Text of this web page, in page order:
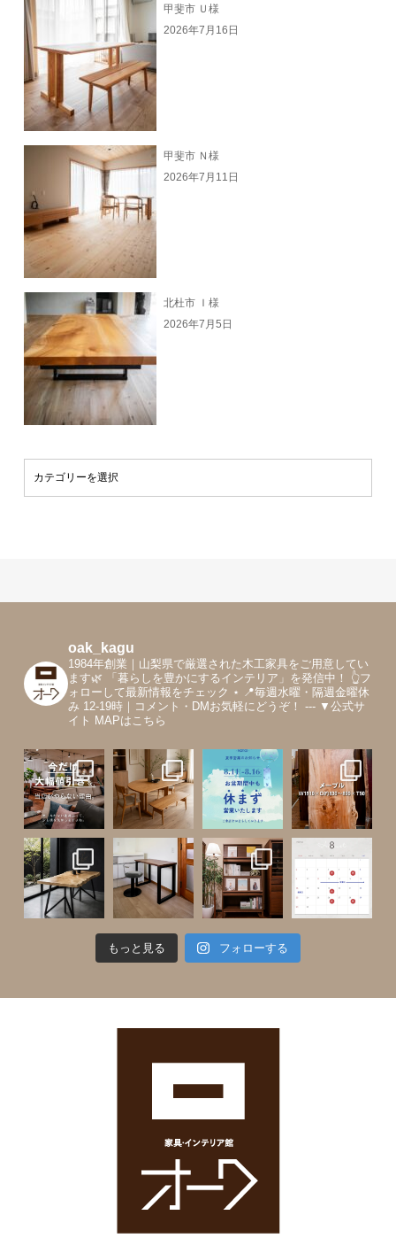
甲斐市 Ｕ様
2026年7月16日
甲斐市 Ｎ様
2026年7月11日
北杜市 Ｉ様
2026年7月5日
oak_kagu
1984年創業｜山梨県で厳選された木工家具をご用意してい
ます🌿 「暮らしを豊かにするインテリア」を発信中！
👆フ
ォローして最新情報をチェック ⋆ 📍毎週水曜・隔週金曜休
み 12-19時｜コメント・DMお気軽にどうぞ！
--- ▼公式サ
イト MAPはこちら
もっと見る フォローする